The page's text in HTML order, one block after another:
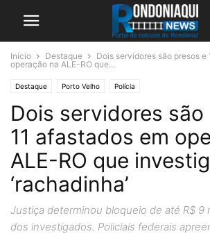
Início Destaque
Dois servidores são presos e
operação na ALE-RO que...
Destaque Porto Velho Polícia
Dois servidores são
11 afastados em
ALE-RO que
‘rachadinha’
Justiça determinou bloqueio de até R$ 9
dos investigados. Policiais federais